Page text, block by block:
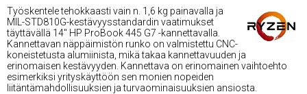
Työskentele tehokkaasti vain n. 1,6 kg painavalla ja
MIL-STD810G-kestävyysstandardin vaatimukset
täyttävällä 14'' HP ProBook 445 G7 -kannettavalla.
Kannettavan näppäimistön runko on valmistettu CNC-
koneistetusta alumiinista, mikä takaa kannettavuuden ja
erinomaisen kestävyyden. Kannettava on erinomainen vaihtoehto
esimerkiksi yrityskäyttöön sen monien nopeiden
liitäntämahdollisuuksien ja turvaominaisuuksien ansiosta.